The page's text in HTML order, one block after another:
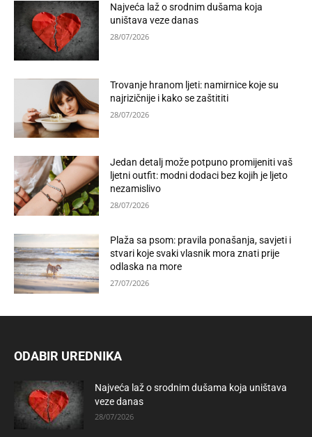
Najveća laž o srodnim dušama koja
uništava veze danas
28/07/2026
Trovanje hranom ljeti: namirnice koje su
najrizičnije i kako se zaštititi
28/07/2026
Jedan detalj može potpuno promijeniti vaš
ljetni outfit: modni dodaci bez kojih je ljeto
nezamislivo
28/07/2026
Plaža sa psom: pravila ponašanja, savjeti i
stvari koje svaki vlasnik mora znati prije
odlaska na more
27/07/2026
ODABIR UREDNIKA
Najveća laž o srodnim dušama koja uništava
veze danas
28/07/2026